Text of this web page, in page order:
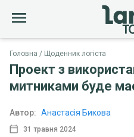
Головна Щоденник логіста
Проект з
митниками буде
31 травня 2024
Автор: Анастасія Бикова